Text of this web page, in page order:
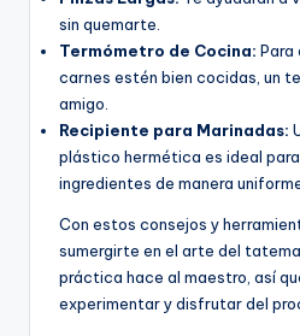
sin quemarte.
Termómetro de Cocina: Para
carnes estén bien cocidas, un
amigo.
Recipiente para Marinadas:
plástico hermética es ideal
ingredientes de manera
Con estos consejos y
sumergirte en el arte del
práctica hace al maestro, así
experimentar y disfrutar del